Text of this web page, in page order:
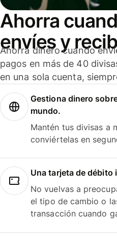
Ahorra
envíes y
Ahorra dinero cuando
pagos en más de 40
en una sola cuenta,
Gestiona dinero
mundo.
Mantén tus divisas a
conviértelas en
Una tarjeta de débito
No vuelvas a
el tipo de cambio o
transacción cuando